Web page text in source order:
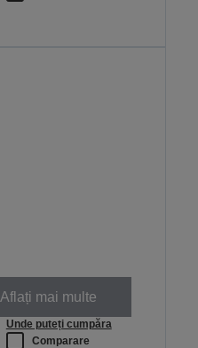
Aflați mai multe
Unde puteți cumpăra
Comparare